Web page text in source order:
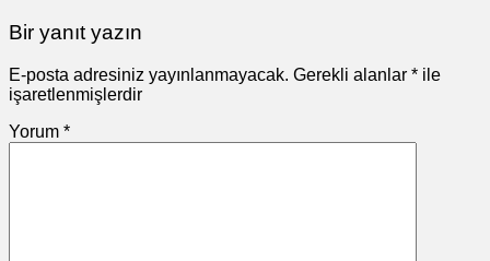
Bir yanıt yazın
E-posta adresiniz yayınlanmayacak. Gerekli alanlar * ile
işaretlenmişlerdir
Yorum *